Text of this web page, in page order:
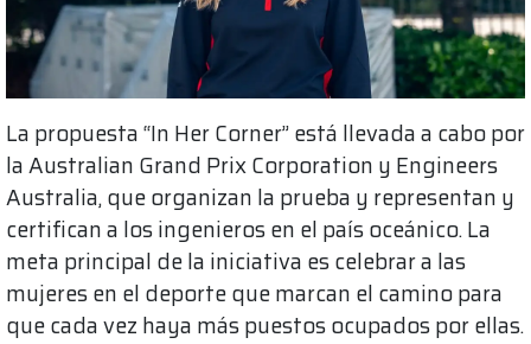
La propuesta “In Her Corner” está llevada a cabo por
la Australian Grand Prix Corporation y Engineers
Australia, que organizan la prueba y representan y
certifican a los ingenieros en el país oceánico. La
meta principal de la iniciativa es celebrar a las
mujeres en el deporte que marcan el camino para
que cada vez haya más puestos ocupados por ellas.